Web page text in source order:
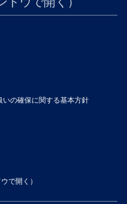
の確保に関する基本方針